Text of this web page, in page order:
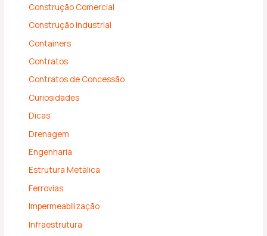
Construção Comercial
Construção Industrial
Containers
Contratos
Contratos de Concessão
Curiosidades
Dicas
Drenagem
Engenharia
Estrutura Metálica
Ferrovias
Impermeabilização
Infraestrutura